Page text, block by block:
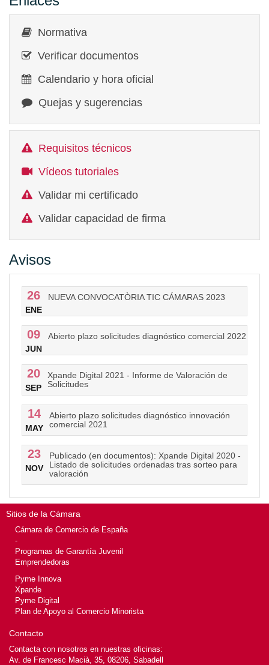
Normativa
Verificar documentos
Calendario y hora oficial
Quejas y sugerencias
Requisitos técnicos
Vídeos tutoriales
Validar mi certificado
Validar capacidad de firma
Avisos
26
ENE
NUEVA CONVOCATÒRIA TIC CÁMARAS 2023
09
JUN
Abierto plazo solicitudes diagnóstico comercial 2022
20
SEP
Xpande Digital 2021 - Informe de Valoración de
Solicitudes
14
MAY
Abierto plazo solicitudes diagnóstico innovación
comercial 2021
23
NOV
Publicado (en documentos): Xpande Digital 2020 -
Listado de solicitudes ordenadas tras sorteo para
valoración
Sitios de la Cámara
Cámara de Comercio de España
-
Programas de Garantía Juvenil
Emprendedoras
Pyme Innova
Xpande
Pyme Digital
Plan de Apoyo al Comercio Minorista
Contacto
Contacta con nosotros en nuestras oficinas:
Av. de Francesc Macià, 35, 08206, Sabadell